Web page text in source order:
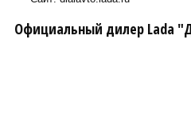
Официальный дилер Lada